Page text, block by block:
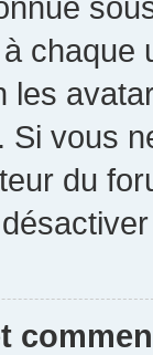
chaque
les
Si vous
du